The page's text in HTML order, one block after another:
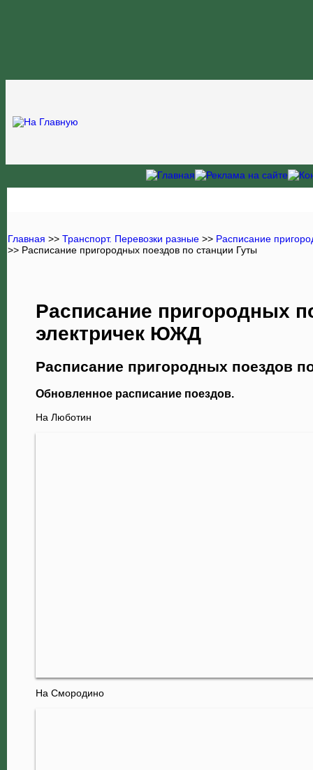
Главная >> Транспорт. Перевозки разные >> Расписание
>> Расписание пригородных поездов по станции Гуты
Расписание пригородных
электричек ЮЖД
Расписание пригородных поездов
Обновленное расписание поездов.
На Люботин
На Смородино